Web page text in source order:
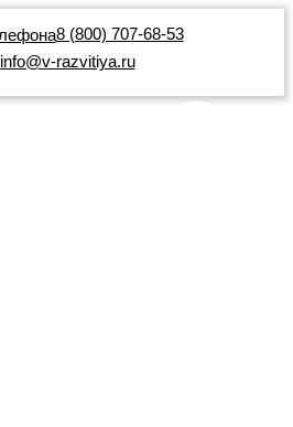
8 (800) 707-68-53
info@v-razvitiya.ru